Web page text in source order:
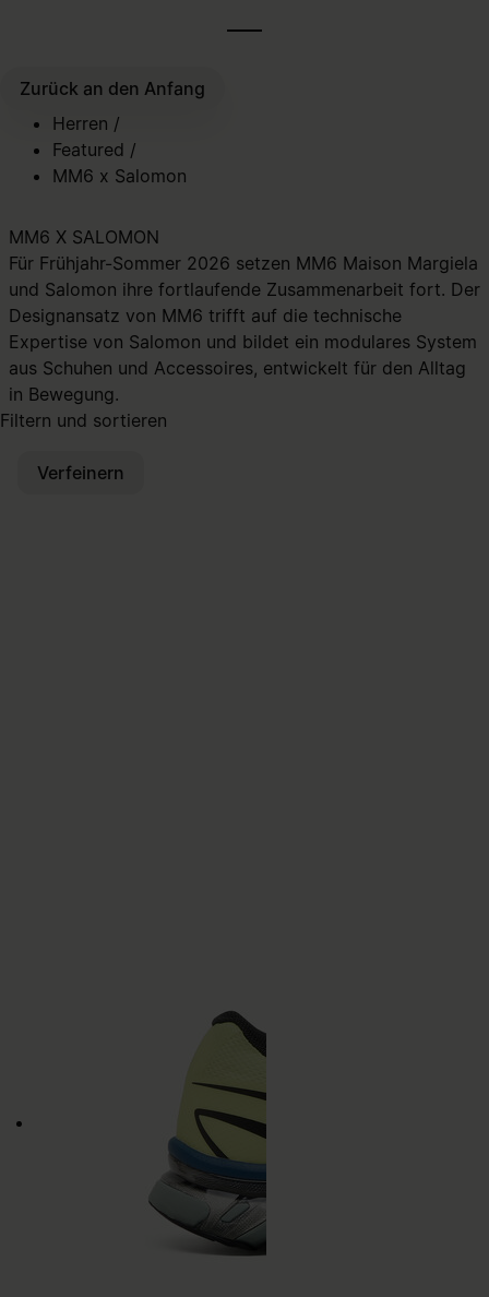
Zurück an den Anfang
Herren /
Featured /
MM6 x Salomon
MM6 X SALOMON
Für Frühjahr-Sommer 2026 setzen MM6 Maison Margiela
und Salomon ihre fortlaufende Zusammenarbeit fort. Der
Designansatz von MM6 trifft auf die technische
Expertise von Salomon und bildet ein modulares System
aus Schuhen und Accessoires, entwickelt für den Alltag
in Bewegung.
Filtern und sortieren
Verfeinern